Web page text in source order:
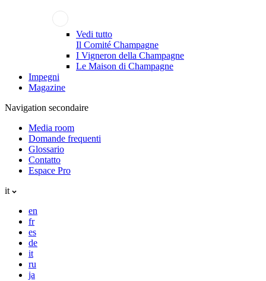
Vedi tutto
Il Comité Champagne
I Vigneron della Champagne
Le Maison di Champagne
Impegni
Magazine
Navigation secondaire
Media room
Domande frequenti
Glossario
Contatto
Espace Pro
it
en
fr
es
de
it
ru
ja